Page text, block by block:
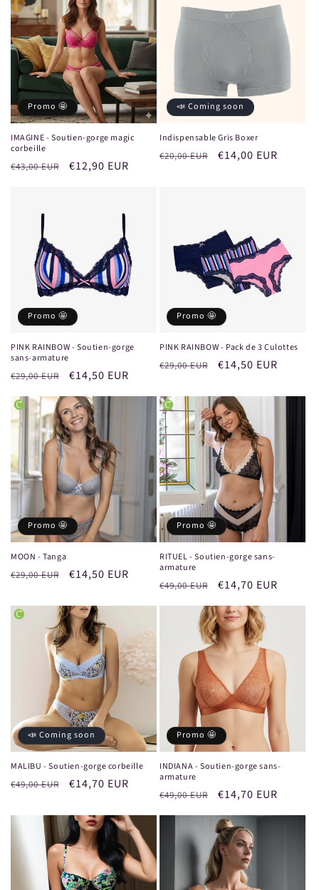
Promo 🤩
IMAGINE - Soutien-gorge magic
corbeille
Prix
€43,00 EUR
Prix
€12,90 EUR
📣 Coming soon
Indispensable Gris Boxer
Prix
€20,00 EUR
Prix
€14,00 EUR
Promo 🤩
PINK RAINBOW - Soutien-gorge
sans-armature
Prix
habituel
€29,00 EUR
Prix
promotionnel
€14,50 EUR
Promo 🤩
PINK RAINBOW - Pack de 3 Culottes
Prix
€29,00 EUR
Prix
€14,50 EUR
Promo 🤩
MOON - Tanga
Prix
€29,00 EUR
Prix
€14,50 EUR
Promo 🤩
RITUEL - Soutien-gorge sans-
armature
Prix
habituel
€49,00 EUR
Prix
promotionnel
€14,70 EUR
📣 Coming soon
MALIBU - Soutien-gorge corbeille
Prix
€49,00 EUR
Prix
€14,70 EUR
Promo 🤩
INDIANA - Soutien-gorge sans-
armature
Prix
habituel
€49,00 EUR
Prix
promotionnel
€14,70 EUR